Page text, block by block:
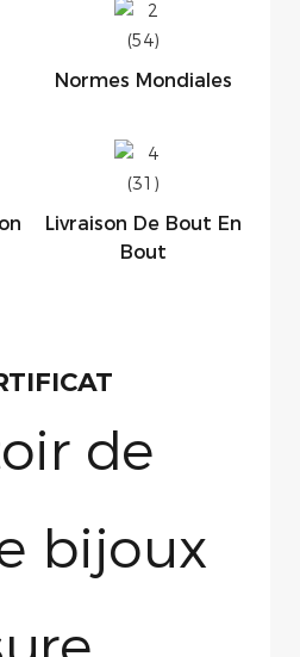
Normes Mondiales
Livraison De Bout En
Bout